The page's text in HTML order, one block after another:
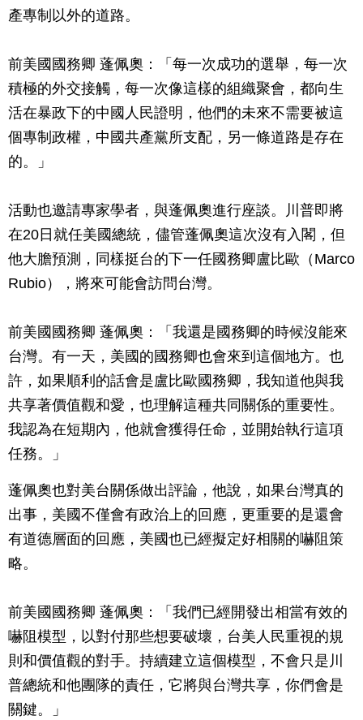
產專制以外的道路。
前美國國務卿 蓬佩奧：「每一次成功的選舉，每一次
積極的外交接觸，每一次像這樣的組織聚會，都向生
活在暴政下的中國人民證明，他們的未來不需要被這
個專制政權，中國共產黨所支配，另一條道路是存在
的。」
活動也邀請專家學者，與蓬佩奧進行座談。川普即將
在20日就任美國總統，儘管蓬佩奧這次沒有入閣，但
他大膽預測，同樣挺台的下一任國務卿盧比歐（Marco
Rubio），將來可能會訪問台灣。
前美國國務卿 蓬佩奧：「我還是國務卿的時候沒能來
台灣。有一天，美國的國務卿也會來到這個地方。也
許，如果順利的話會是盧比歐國務卿，我知道他與我
共享著價值觀和愛，也理解這種共同關係的重要性。
我認為在短期內，他就會獲得任命，並開始執行這項
任務。」
蓬佩奧也對美台關係做出評論，他說，如果台灣真的
出事，美國不僅會有政治上的回應，更重要的是還會
有道德層面的回應，美國也已經擬定好相關的嚇阻策
略。
前美國國務卿 蓬佩奧：「我們已經開發出相當有效的
嚇阻模型，以對付那些想要破壞，台美人民重視的規
則和價值觀的對手。持續建立這個模型，不會只是川
普總統和他團隊的責任，它將與台灣共享，你們會是
關鍵。」